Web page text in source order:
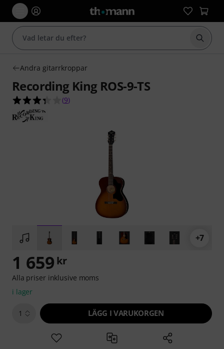
Börja
Andra gitarrkroppar
Recording King ROS-9-TS
3.3 av 5 stjärnor från 9 kundbetyg
(9)
+7
1 659 kr
Alla priser inklusive moms
i lager
1 LÄGG I VARUKORGEN